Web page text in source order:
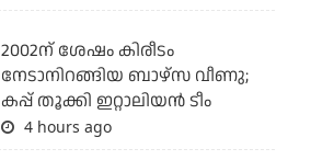
2002ന് ശേഷം കിരീടം
നേടാനിറങ്ങിയ ബാഴ്സ വീണു;
കപ്പ് തൂക്കി ഇറ്റാലിയൻ ടീം
4 hours ago